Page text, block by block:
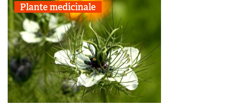
Plante medicinale